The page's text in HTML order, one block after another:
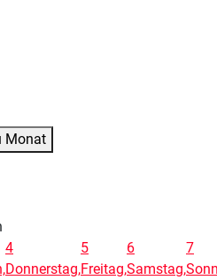
Monat
4
Donnerstag,
5
Freitag,
6
Samstag,
7